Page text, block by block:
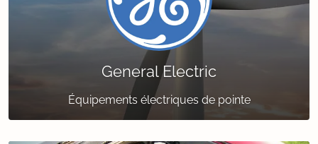
General Electric
Équipements électriques de pointe